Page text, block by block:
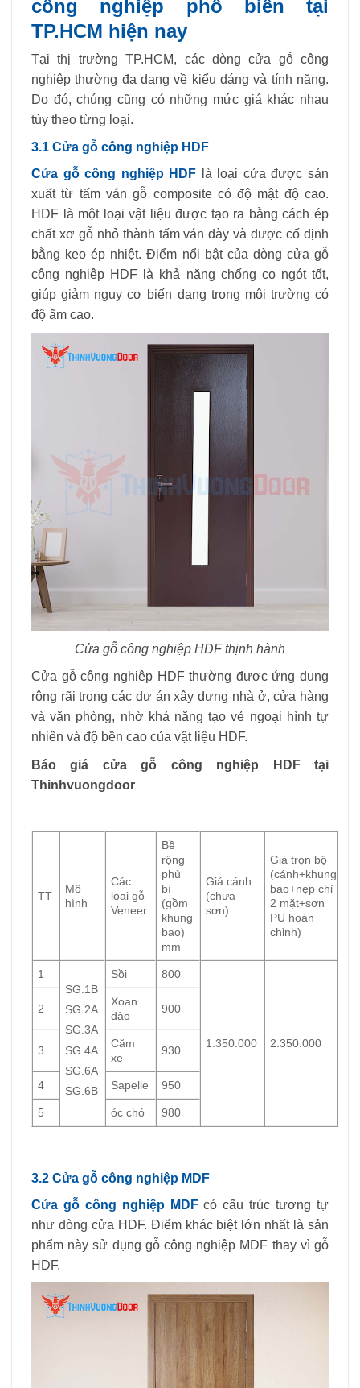
công nghiệp phổ biến tại
TP.HCM hiện nay
Tại thị trường TP.HCM, các dòng cửa gỗ công
nghiệp thường đa dạng về kiểu dáng và tính năng.
Do đó, chúng cũng có những mức giá khác nhau
tùy theo từng loại.
3.1 Cửa gỗ công nghiệp HDF
Cửa gỗ công nghiệp HDF là loại cửa được sản
xuất từ tấm ván gỗ composite có độ mật độ cao.
HDF là một loại vật liệu được tạo ra bằng cách ép
chất xơ gỗ nhỏ thành tấm ván dày và được cố định
bằng keo ép nhiệt. Điểm nổi bật của dòng cửa gỗ
công nghiệp HDF là khả năng chống co ngót tốt,
giúp giảm nguy cơ biến dạng trong môi trường có
độ ẩm cao.
Cửa gỗ công nghiệp HDF thịnh hành
Cửa gỗ công nghiệp HDF thường được ứng dụng
rộng rãi trong các dự án xây dựng nhà ở, cửa hàng
và văn phòng, nhờ khả năng tạo vẻ ngoại hình tự
nhiên và độ bền cao của vật liệu HDF.
Báo giá cửa gỗ công nghiệp HDF tại
Thinhvuongdoor
TT
Mô
hình
Các
loại gỗ
Veneer
Bề
rộng
phủ
bì
(gồm
khung
bao)
mm
Giá cánh
(chưa
sơn)
Giá trọn bộ
(cánh+khung
bao+nẹp chỉ
2 mặt+sơn
PU hoàn
chỉnh)
1
SG.1B
SG.2A
SG.3A
SG.4A
SG.6A
SG.6B
Sồi 800
1.350.000 2.350.000
2
Xoan
đào
900
3
Căm
xe
930
4 Sapelle 950
5 óc chó 980
3.2 Cửa gỗ công nghiệp MDF
Cửa gỗ công nghiệp MDFcó cấu trúc tương tự
như dòng cửa HDF. Điểm khác biệt lớn nhất là sản
phẩm này sử dụng gỗ công nghiệp MDF thay vì gỗ
HDF.